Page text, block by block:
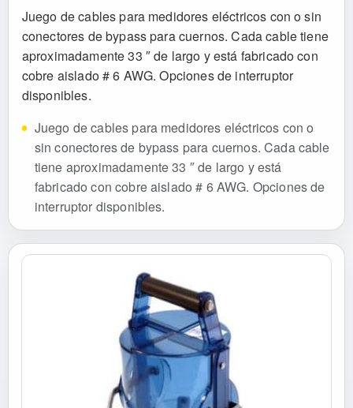
Juego de cables para medidores eléctricos con o sin
conectores de bypass para cuernos. Cada cable tiene
aproximadamente 33 ″ de largo y está fabricado con
cobre aislado # 6 AWG. Opciones de interruptor
disponibles.
Juego de cables para medidores eléctricos con o
sin conectores de bypass para cuernos. Cada cable
tiene aproximadamente 33 ″ de largo y está
fabricado con cobre aislado # 6 AWG. Opciones de
interruptor disponibles.